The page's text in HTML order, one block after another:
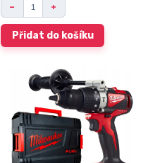
Přidat do košíku